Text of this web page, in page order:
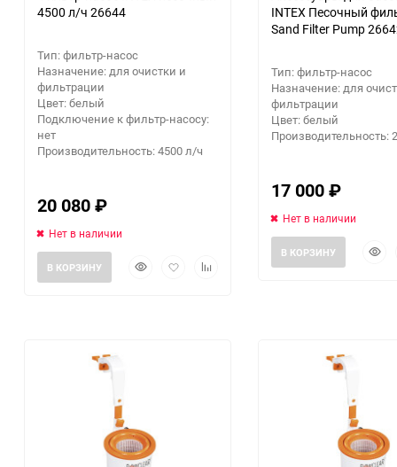
Дровоколы
Грузоподъемное
оборудование
расширительные баки
Вытяжная вентиляция
Бензоинструмент
Аккумуляторный
инструмент
4500 л/ч 26644
Тип: фильтр-насос
Назначение: для очистки и
фильтрации
Цвет: белый
Подключение к фильтр-насосу:
нет
Производительность: 4500 л/ч
20 080₽
Нет в наличии
БыстрыйДобавитьДобавить
В КОРЗИНУ
INTEX Песочный
Sand Filter Pump
Тип: фильтр-насос
Назначение: для
фильтрации
Цвет: белый
Производительность:
17 000₽
Нет в наличии
В КОРЗИНУ
еще 4 фото еще 1 фото